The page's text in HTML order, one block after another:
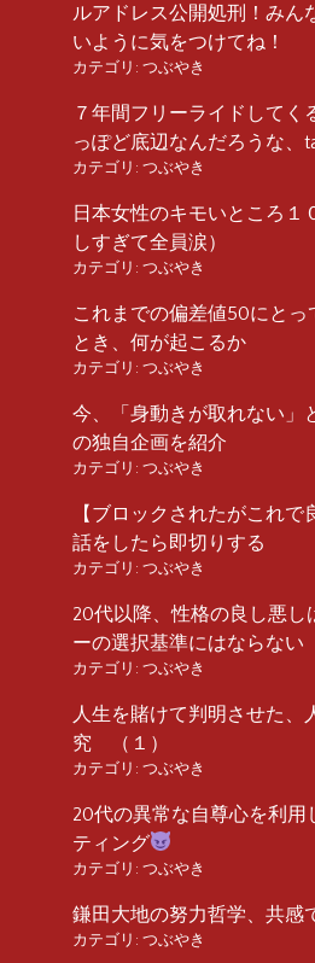
ルアドレス公開処刑！みん
いように気をつけてね！
カテゴリ: つぶやき
７年間フリーライドしてく
っぽど底辺なんだろうな、
カテゴリ: つぶやき
日本女性のキモいところ１
しすぎて全員涙）
カテゴリ: つぶやき
これまでの偏差値50にとっ
とき、何が起こるか
カテゴリ: つぶやき
今、「身動きが取れない」
の独自企画を紹介
カテゴリ: つぶやき
【ブロックされたがこれ
話をしたら即切りする
カテゴリ: つぶやき
20代以降、性格の良し悪し
ーの選択基準にはならない
カテゴリ: つぶやき
人生を賭けて判明させた、
究 （１）
カテゴリ: つぶやき
20代の異常な自尊心を利用
ティング
カテゴリ: つぶやき
鎌田大地の努力哲学、共感
カテゴリ: つぶやき